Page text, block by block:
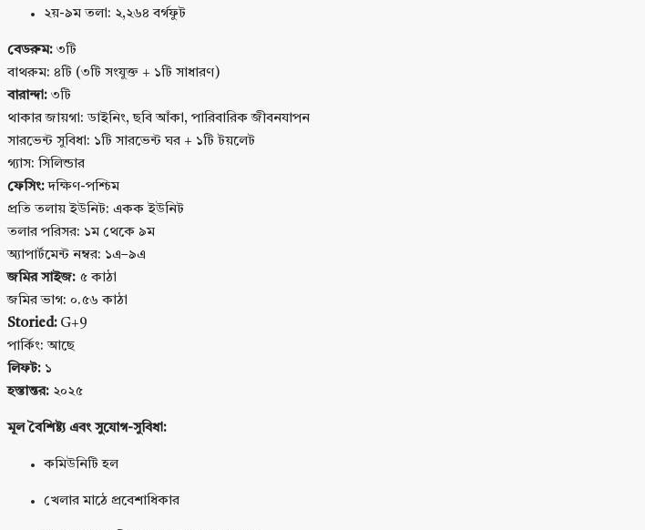
২য়-৯ম তলা: ২,২৬৪ বর্গফুট
বেডরুম: ৩টি
বাথরুম: ৪টি (৩টি সংযুক্ত + ১টি সাধারণ)
বারান্দা: ৩টি
থাকার জায়গা: ডাইনিং, ছবি আঁকা, পারিবারিক জীবনযাপন
সারভেন্ট সুবিধা: ১টি সারভেন্ট ঘর + ১টি টয়লেট
গ্যাস: সিলিন্ডার
ফেসিং: দক্ষিণ-পশ্চিম
প্রতি তলায় ইউনিট: একক ইউনিট
তলার পরিসর: ১ম থেকে ৯ম
অ্যাপার্টমেন্ট নম্বর: ১এ–৯এ
জমির সাইজ: ৫ কাঠা
জমির ভাগ: ০.৫৬ কাঠা
Storied: G+9
পার্কিং: আছে
লিফট: ১
হস্তান্তর: ২০২৫
মূল বৈশিষ্ট্য এবং সুযোগ-সুবিধা:
কমিউনিটি হল
খেলার মাঠে প্রবেশাধিকার